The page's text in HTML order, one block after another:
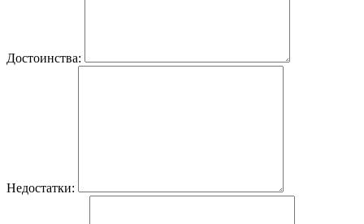
Достоинства:
Недостатки: